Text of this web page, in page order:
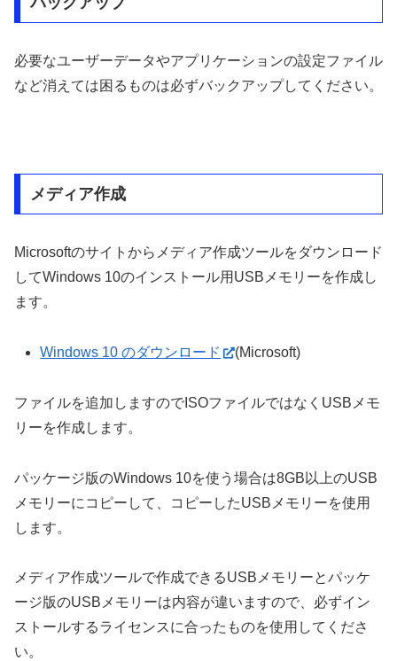
必要なユーザーデータやアプリケーションの設定ファイル
など消えては困るものは必ずバックアップしてください。
メディア作成
Microsoftのサイトからメディア作成ツールをダウンロード
してWindows 10のインストール用USBメモリーを作成し
ます。
Windows 10 のダウンロード (Microsoft)
ファイルを追加しますのでISOファイルではなくUSBメモ
リーを作成します。
パッケージ版のWindows 10を使う場合は8GB以上のUSB
メモリーにコピーして、コピーしたUSBメモリーを使用
します。
メディア作成ツールで作成できるUSBメモリーとパッケ
ージ版のUSBメモリーは内容が違いますので、必ずイン
ストールするライセンスに合ったものを使用してくださ
い。